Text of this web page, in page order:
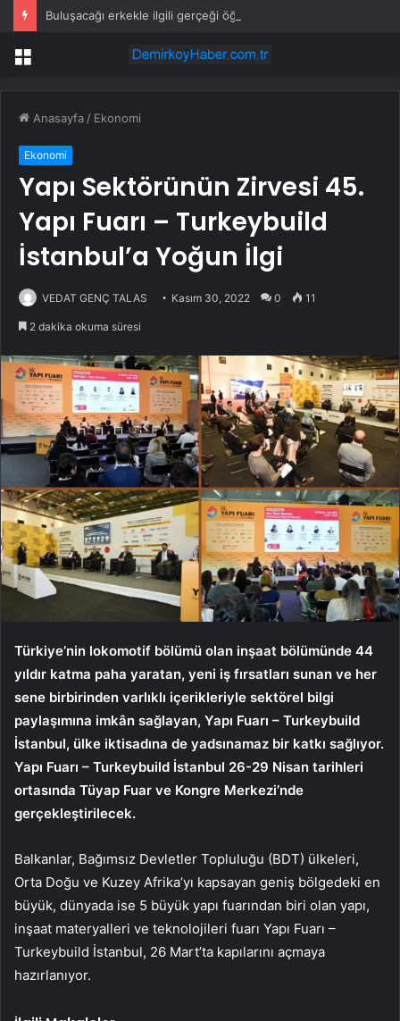
Menü
Anasayfa / Ekonomi
Ekonomi
Yapı Sektörünün Zirvesi 45.
Yapı Fuarı – Turkeybuild
İstanbul’a Yoğun İlgi
VEDAT GENÇ TALAS Kasım 30, 2022 0 11
2 dakika okuma süresi
Türkiye’nin lokomotif bölümü olan inşaat bölümünde 44
yıldır katma paha yaratan, yeni iş fırsatları sunan ve her
sene birbirinden varlıklı içerikleriyle sektörel bilgi
paylaşımına imkân sağlayan, Yapı Fuarı – Turkeybuild
İstanbul, ülke iktisadına de yadsınamaz bir katkı sağlıyor.
Yapı Fuarı – Turkeybuild İstanbul 26-29 Nisan tarihleri
ortasında Tüyap Fuar ve Kongre Merkezi’nde
gerçekleştirilecek.
Balkanlar, Bağımsız Devletler Topluluğu (BDT) ülkeleri,
Orta Doğu ve Kuzey Afrika’yı kapsayan geniş bölgedeki en
büyük, dünyada ise 5 büyük yapı fuarından biri olan yapı,
inşaat materyalleri ve teknolojileri fuarı Yapı Fuarı –
Turkeybuild İstanbul, 26 Mart’ta kapılarını açmaya
hazırlanıyor.